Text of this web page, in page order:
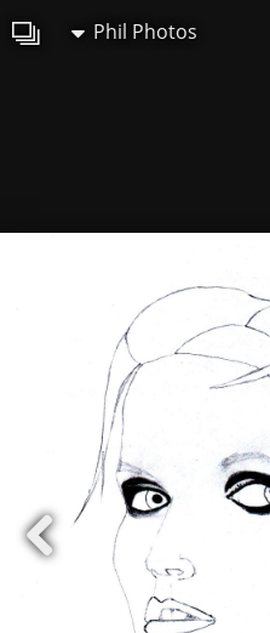
Phil Photos